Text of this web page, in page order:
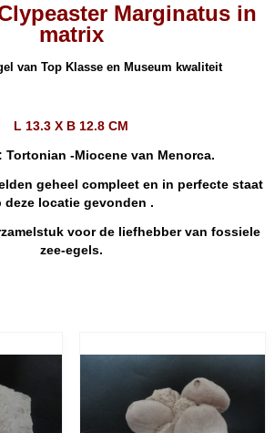
Marginatus in
matrix
van Top Klasse en Museum kwaliteit
L 13.3 X B 12.8 CM
Tortonian -Miocene van Menorca.
geheel compleet en in perfecte staat
deze locatie gevonden .
voor de liefhebber van fossiele
zee-egels.